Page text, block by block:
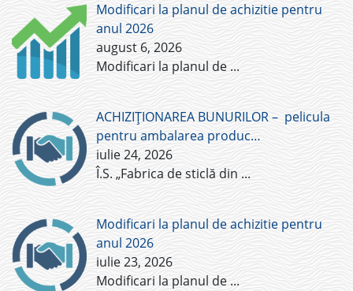
Modificari la planul de achizitie pentru
anul 2026
august 6, 2026
Modificari la planul de ...
ACHIZIȚIONAREA BUNURILOR – pelicula
pentru ambalarea produc…
iulie 24, 2026
Î.S. „Fabrica de sticlă din ...
Modificari la planul de achizitie pentru
anul 2026
iulie 23, 2026
Modificari la planul de ...